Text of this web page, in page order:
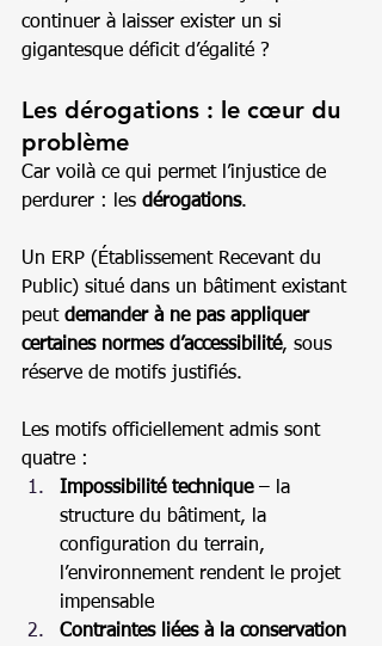
continuer à laisser exister un si
gigantesque déficit d’égalité ?
Les dérogations : le cœur du
problème
Car voilà ce qui permet l’injustice de
perdurer : les dérogations.
Un ERP (Établissement Recevant du
Public) situé dans un bâtiment existant
peut demander à ne pas appliquer
certaines normes d’accessibilité, sous
réserve de motifs justifiés.
Les motifs officiellement admis sont
quatre :
Impossibilité technique – la
structure du bâtiment, la
configuration du terrain,
l’environnement rendent le projet
impensable
Contraintes liées à la conservation